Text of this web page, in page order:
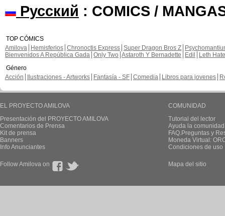
Русский : COMICS /
TOP CÓMICS
Amilova
Hemisferios Chronoctis Express Super Dragon Bros Z
Bienvenidos A República Gada Only Two Astaroth Y Bernadette Edil
Leth Hate
Género
Acción
Ilustraciones - Artworks Fantasía - SF Comedia Libros para jovenes
EL PROYECTO AMILOVA
Presentación del PROYECTO AMILOVA
Comentarios de Prensa
Kit de prensa
Banners
Info Anunciantes
COMUNIDAD
Tutorial del lector
Ayuda la
FAQ.Preguntas y
Moneda Virtual:
Condiciones de uso
Follow Amilova on Mapa del sitio